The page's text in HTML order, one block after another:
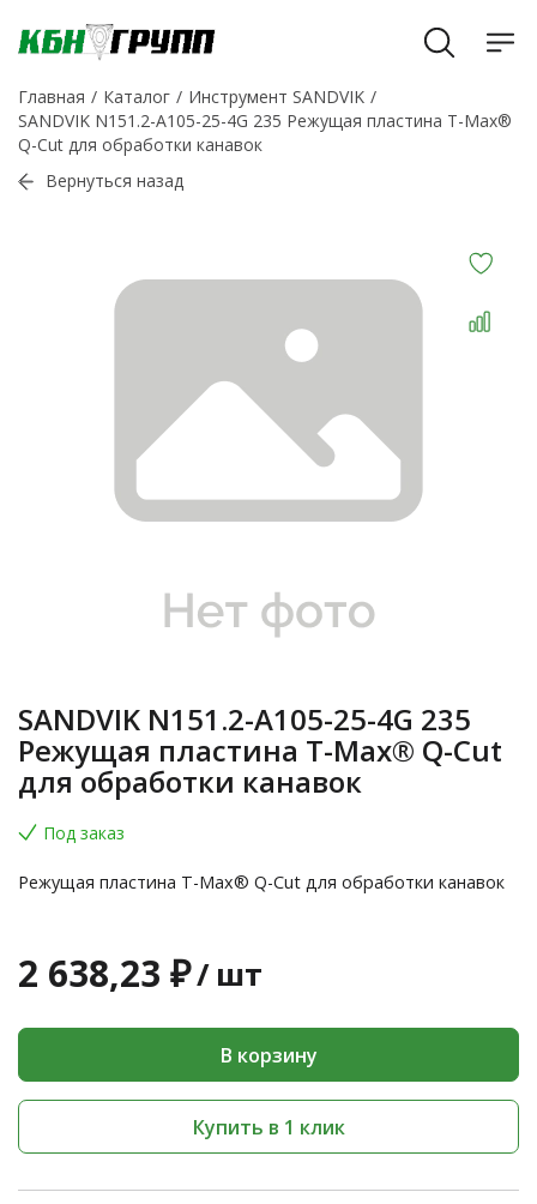
Главная Каталог
Инструмент SANDVIK
SANDVIK N151.2-A105-25-4G 235 Режущая пластина T-Max®
Q-Cut для обработки канавок
Вернуться назад
SANDVIK N151.2-A105-25-4G 235
Режущая пластина T-Max® Q-Cut
для обработки канавок
Под заказ
Режущая пластина T-Max® Q-Cut для обработки канавок
2 638,23 ₽/ шт
В корзину
Купить в 1 клик